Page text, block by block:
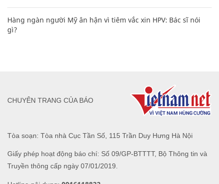
Hàng ngàn người Mỹ ân hận vì tiêm vắc xin HPV: Bác sĩ nói
gì?
Tòa soạn: Tòa nhà Cục Tần Số, 115 Trần Duy Hưng Hà Nội
Giấy phép hoạt động báo chí: Số 09/GP-BTTTT, Bộ Thông tin và
Truyền thông cấp ngày 07/01/2019.
CHUYÊN TRANG CỦA BÁO